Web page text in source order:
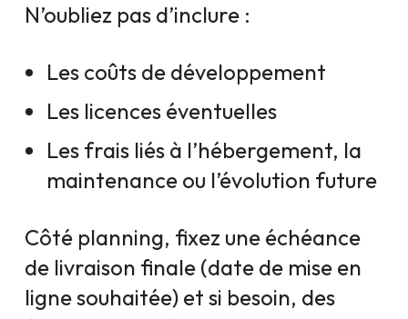
N’oubliez pas d’inclure :
Les coûts de développement
Les licences éventuelles
Les frais liés à l’hébergement, la
maintenance ou l’évolution future
Côté planning, fixez une échéance
de livraison finale (date de mise en
ligne souhaitée) et si besoin, des